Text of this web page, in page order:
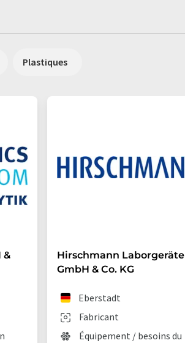
Plastiques
&
Hirschmann Laborgeräte
GmbH & Co. KG
Fabricant
Eberstadt
Équipement / besoins du